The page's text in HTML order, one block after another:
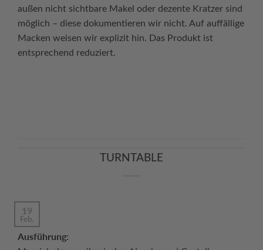
außen nicht sichtbare Makel oder dezente Kratzer sind
möglich – diese dokumentieren wir nicht. Auf auffällige
Macken weisen wir explizit hin. Das Produkt ist
entsprechend reduziert.
TURNTABLE
19
Feb.
Ausführung: